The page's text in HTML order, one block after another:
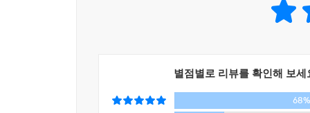
직장 동료의 이야기, 친구의 직장 동료의 가족의
흙수저로 나누는 사람들에 대한 이야기를 통해
별점별로 리뷰를 확인해 보세
68%